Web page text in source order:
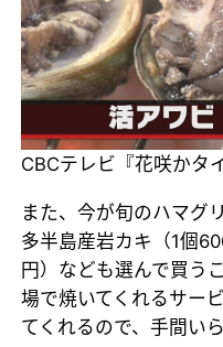
CBCテレビ『花咲かタ
また、今が旬のハマグ
多半島産岩カキ（1個
円）なども選んで買う
場で焼いてくれるサー
てくれるので、手間い